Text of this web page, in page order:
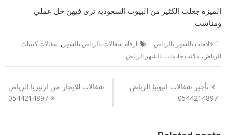
الميزة جعلت الكثير من البيوت السعودية ترى فيهن حل عملي
ومناسب.
خادمات بالشهر بالرياض ارقام شغالات بالرياض بالشهر , شغالات كينيات
الرياض,مكتب خادمات بالشهر الرياض
تصفّح
المقالات
تأجير شغالات اثيوبيا الرياض
0544214897
شغالات للايجار من ارتيريا الرياض
0544214897